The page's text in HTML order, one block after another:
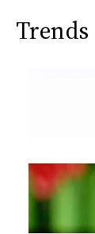
Trends